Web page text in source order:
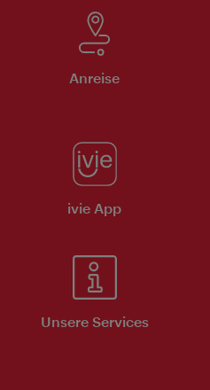
Anreise
ivie App
Unsere Services